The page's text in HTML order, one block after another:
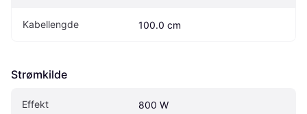
Kabellengde 100.0 cm
Strømkilde
Effekt 800 W